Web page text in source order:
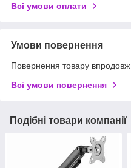
Всі умови оплати
Умови повернення
Повернення товару впродовж
Всі умови повернення
Подібні товари компанії